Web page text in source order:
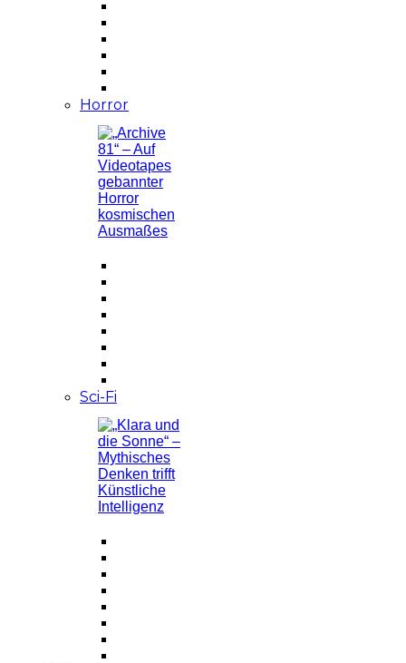
Horror
Sci-Fi